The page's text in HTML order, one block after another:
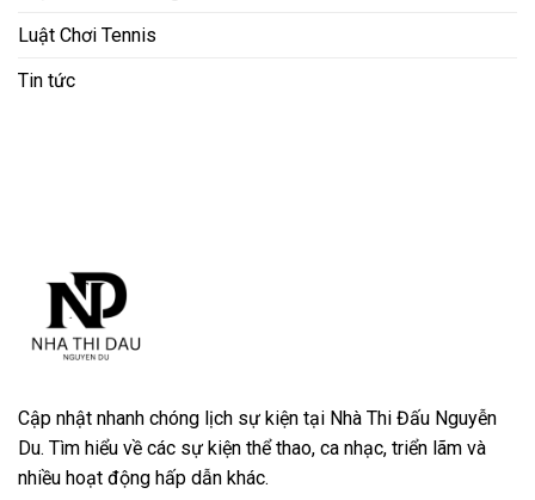
Luật Chơi Tennis
Tin tức
Cập nhật nhanh chóng lịch sự kiện tại Nhà Thi Đấu Nguyễn
Du. Tìm hiểu về các sự kiện thể thao, ca nhạc, triển lãm và
nhiều hoạt động hấp dẫn khác.